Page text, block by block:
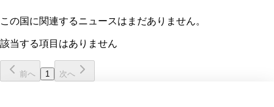
この国に関連するニュースはまだありません。
該当する項目はありません
前へ 1 次へ